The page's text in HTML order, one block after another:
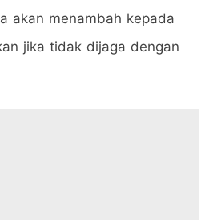
akan menambah kepada
jika tidak dijaga dengan